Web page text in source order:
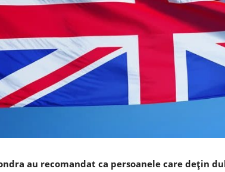
au recomandat ca persoanele care deţin